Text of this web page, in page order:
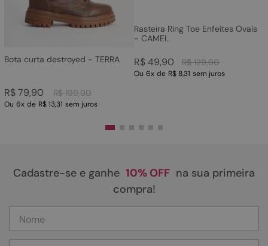
Bota curta destroyed - TERRA
R$ 199,90
R$79,90
Ou 6x de R$ 13,31 sem juros
Rasteira Ring Toe Enfeites Ovais
- CAMEL
R$ 129,90
R$49,90
Ou 6x de R$ 8,31 sem juros
Cadastre-se e ganhe 10% OFF na sua primeira
compra!